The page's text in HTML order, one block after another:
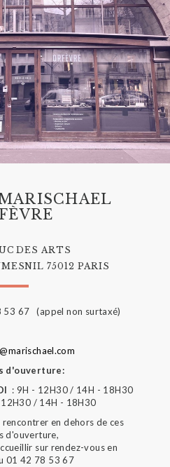
DES ARTS
75012 PARIS
53 67 (appel non surtaxé)
d'ouverture:
: 9H - 12H30 / 14H - 18H30
12H30 / 14H - 18H30
en dehors de ces
d'ouverture,
sur rendez-vous en
01 42 78 53 67